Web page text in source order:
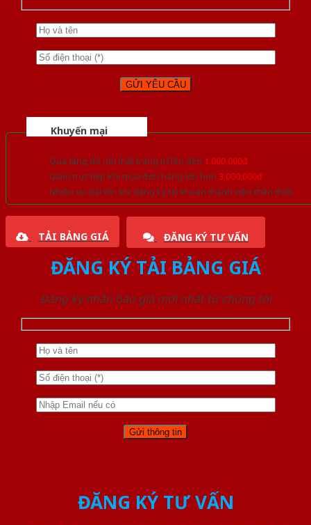
Khuyến mại
Quà tặng đồ nội thất trang trí lên đến 1.000.000đ
Giảm trực tiếp khi mua đơn hàng lớn hơn 3.000.000đ
Nhiều ưu đãi lớn khi đăng ký tài khoản thành viên thân thiết
TẢI BẢNG GIÁ ĐĂNG KÝ TƯ VẤN
ĐĂNG KÝ TẢI BẢNG GIÁ
Đăng ký nhận báo giá mới nhất từ chúng tôi
ĐĂNG KÝ TƯ VẤN